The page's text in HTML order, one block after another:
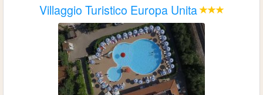
Villaggio Turistico Europa Unita